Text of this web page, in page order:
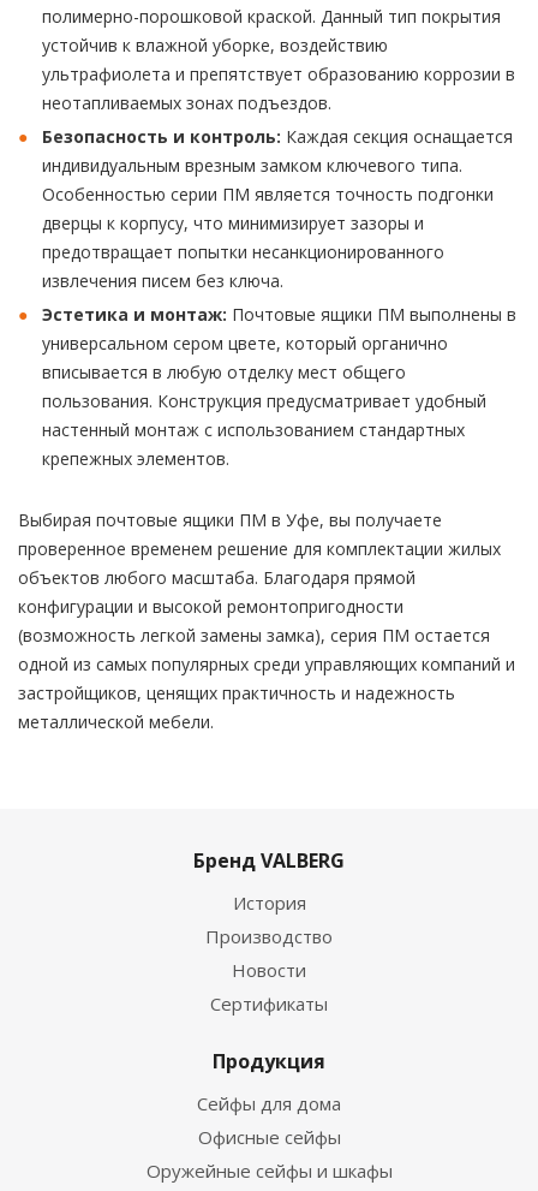
полимерно-порошковой краской. Данный тип покрытия
устойчив к влажной уборке, воздействию
ультрафиолета и препятствует образованию коррозии в
неотапливаемых зонах подъездов.
Безопасность и контроль: Каждая секция оснащается
индивидуальным врезным замком ключевого типа.
Особенностью серии ПМ является точность подгонки
дверцы к корпусу, что минимизирует зазоры и
предотвращает попытки несанкционированного
извлечения писем без ключа.
Эстетика и монтаж: Почтовые ящики ПМ выполнены в
универсальном сером цвете, который органично
вписывается в любую отделку мест общего
пользования. Конструкция предусматривает удобный
настенный монтаж с использованием стандартных
крепежных элементов.
Выбирая почтовые ящики ПМ в Уфе, вы получаете
проверенное временем решение для комплектации жилых
объектов любого масштаба. Благодаря прямой
конфигурации и высокой ремонтопригодности
(возможность легкой замены замка), серия ПМ остается
одной из самых популярных среди управляющих компаний и
застройщиков, ценящих практичность и надежность
металлической мебели.
Бренд VALBERG
История
Производство
Новости
Сертификаты
Продукция
Сейфы для дома
Офисные сейфы
Оружейные сейфы и шкафы